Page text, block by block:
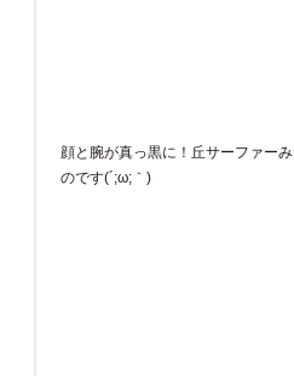
顔と腕が真っ黒に！丘サーファー
のです(´;ω;｀)